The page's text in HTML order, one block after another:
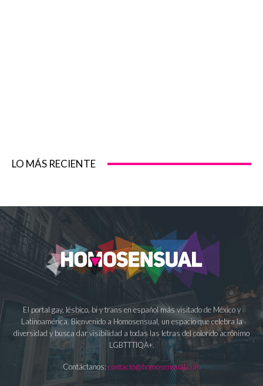
LO MÁS RECIENTE
El portal gay, lésbico, bi y trans en español más visitado de México y
Latinoamérica. Bienvenido a Homosensual, un espacio que celebra la
diversidad y busca dar visibilidad a todas las letras del colorido acrónimo
LGBTTTIQA+.
Contáctanos: contacto@homosensual.com